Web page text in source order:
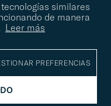
similares
de manera
Leer más
PREFERENCIAS